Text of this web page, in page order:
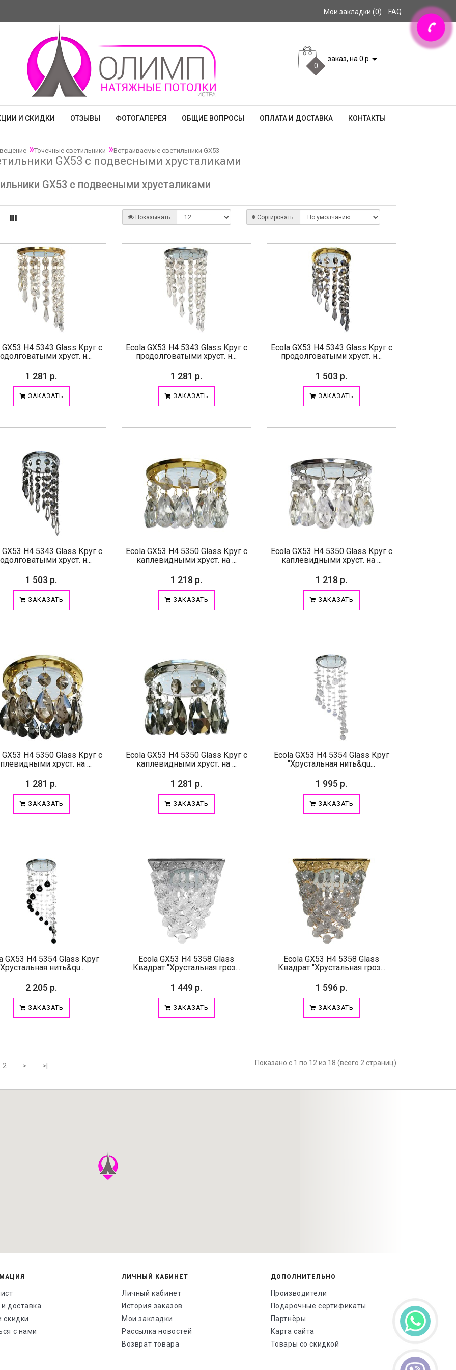
Мои закладки (0) FAQ
0
заказ, на 0 р.
И СКИДКИ ОТЗЫВЫ ФОТОГАЛЕРЕЯ ОБЩИЕ ВОПРОСЫ ОПЛАТА И ДОСТАВКА КОНТАКТЫ
Точечные светильники Встраиваемые светильники GX53
GX53 с подвесными хрусталиками
GX53 с подвесными хрусталиками
Сортировать:
Показывать:
GX53 H4 5343 Glass Круг с
хруст. н...
1 281 р.
ЗАКАЗАТЬ
Ecola GX53 H4 5343 Glass Круг с
продолговатыми хруст. н...
1 281 р.
ЗАКАЗАТЬ
Ecola GX53 H4 5343 Glass Круг с
продолговатыми хруст. н...
1 503 р.
ЗАКАЗАТЬ
GX53 H4 5343 Glass Круг с
хруст. н...
1 503 р.
ЗАКАЗАТЬ
Ecola GX53 H4 5350 Glass Круг с
каплевидными хруст. на ...
1 218 р.
ЗАКАЗАТЬ
Ecola GX53 H4 5350 Glass Круг с
каплевидными хруст. на ...
1 218 р.
ЗАКАЗАТЬ
GX53 H4 5350 Glass Круг с
хруст. на ...
1 281 р.
ЗАКАЗАТЬ
Ecola GX53 H4 5350 Glass Круг с
каплевидными хруст. на ...
1 281 р.
ЗАКАЗАТЬ
Ecola GX53 H4 5354 Glass Круг
"Хрустальная нить&qu...
1 995 р.
ЗАКАЗАТЬ
GX53 H4 5354 Glass Круг
нить&qu...
2 205 р.
ЗАКАЗАТЬ
Ecola GX53 H4 5358 Glass
Квадрат "Хрустальная гроз...
1 449 р.
ЗАКАЗАТЬ
Ecola GX53 H4 5358 Glass
Квадрат "Хрустальная гроз...
1 596 р.
ЗАКАЗАТЬ
2 > >| Показано с 1 по 12 из 18 (всего 2 страниц)
доставка
скидки
с нами
ЛИЧНЫЙ КАБИНЕТ
Личный кабинет
История заказов
Мои закладки
Рассылка новостей
Возврат товара
ДОПОЛНИТЕЛЬНО
Производители
Подарочные сертификаты
Партнёры
Карта сайта
Товары со скидкой